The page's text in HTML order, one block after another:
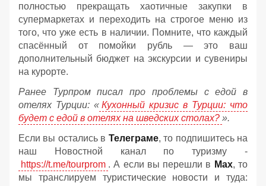
полностью прекращать хаотичные закупки в
супермаркетах и переходить на строгое меню из
того, что уже есть в наличии. Помните, что каждый
спасённый от помойки рубль — это ваш
дополнительный бюджет на экскурсии и сувениры
на курорте.
Ранее Турпром писал про проблемы с едой в
отелях Турции: « Кухонный кризис в Турции: что
будет с едой в отелях на шведских столах? ».
Если вы остались в Телеграме, то подпишитесь на
наш Новостной канал по туризму -
https://t.me/tourprom . А если вы перешли в Мах, то
мы транслируем туристические новости и туда: